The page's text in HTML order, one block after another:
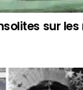
sur les